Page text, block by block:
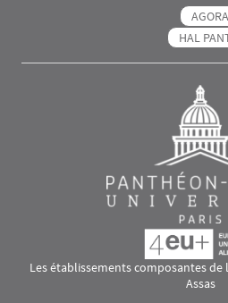
HAL
Les établissements composantes de
Assas